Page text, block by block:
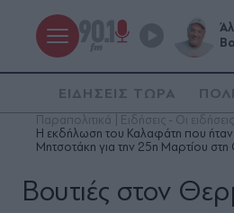
ΕΙΔΗΣΕΙΣ ΤΩΡΑ
Παραπολιτικά | Ειδήσεις - Οι
Η εκδήλωση του Καλαφάτη που ήταν
Μητσοτάκη για την 25η Μαρτίου
Βουτιές στον